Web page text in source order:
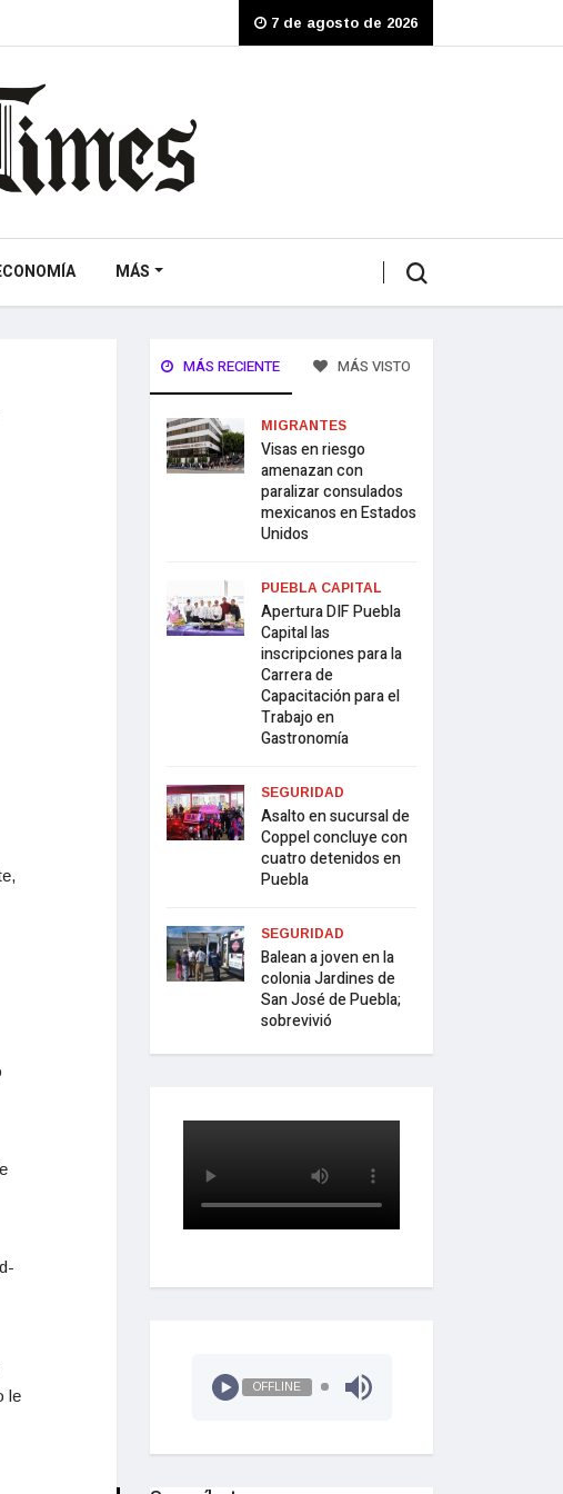
7 de agosto de 2026
MÁS
le
MÁS RECIENTE MÁS VISTO
MIGRANTES
Visas en riesgo
amenazan con
paralizar consulados
mexicanos en Estados
Unidos
PUEBLA CAPITAL
Apertura DIF Puebla
Capital las
inscripciones para la
Carrera de
Capacitación para el
Trabajo en
Gastronomía
SEGURIDAD
Asalto en sucursal de
Coppel concluye con
cuatro detenidos en
Puebla
SEGURIDAD
Balean a joven en la
colonia Jardines de
San José de Puebla;
sobrevivió
OFFLINE